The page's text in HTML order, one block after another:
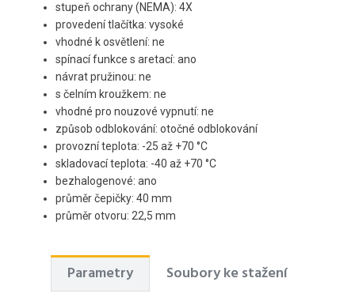
stupeň ochrany (NEMA): 4X
provedení tlačítka: vysoké
vhodné k osvětlení: ne
spínací funkce s aretací: ano
návrat pružinou: ne
s čelním kroužkem: ne
vhodné pro nouzové vypnutí: ne
způsob odblokování: otočné odblokování
provozní teplota: -25 až +70 °C
skladovací teplota: -40 až +70 °C
bezhalogenové: ano
průměr čepičky: 40 mm
průměr otvoru: 22,5 mm
Parametry Soubory ke stažení